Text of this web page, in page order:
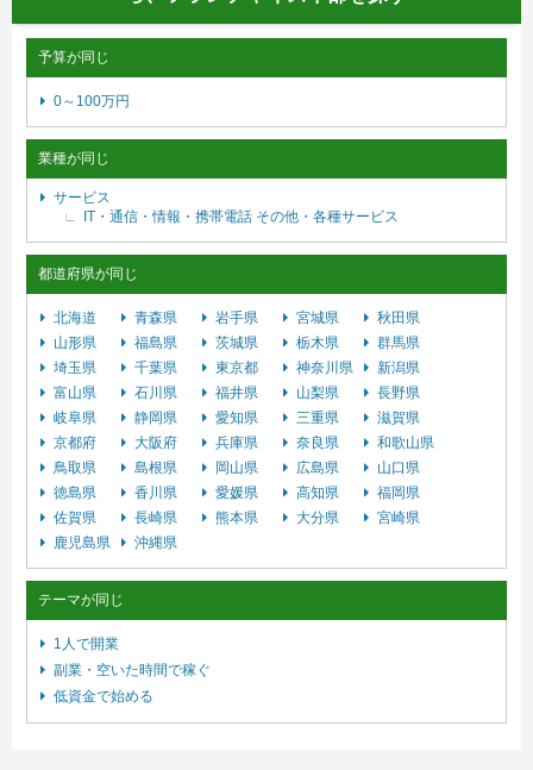
予算が同じ
0～100万円
業種が同じ
サービス
IT・通信・情報・携帯電話 その他・各種サービス
都道府県が同じ
北海道 青森県 岩手県 宮城県
秋田県
山形県
福島県 茨城県 栃木県
群馬県
埼玉県
千葉県 東京都 神奈川県
新潟県
富山県
石川県 福井県 山梨県
長野県
岐阜県
静岡県 愛知県 三重県
滋賀県
京都府
大阪府 兵庫県 奈良県
和歌山県
鳥取県
島根県 岡山県 広島県
山口県
徳島県
香川県 愛媛県 高知県
福岡県
佐賀県
長崎県 熊本県 大分県
宮崎県
鹿児島県
沖縄県
テーマが同じ
1人で開業
副業・空いた時間で稼ぐ
低資金で始める